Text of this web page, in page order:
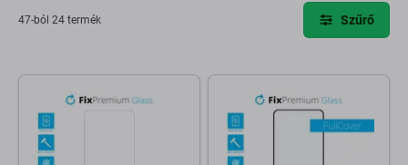
47-ból 24 termék Szűrő